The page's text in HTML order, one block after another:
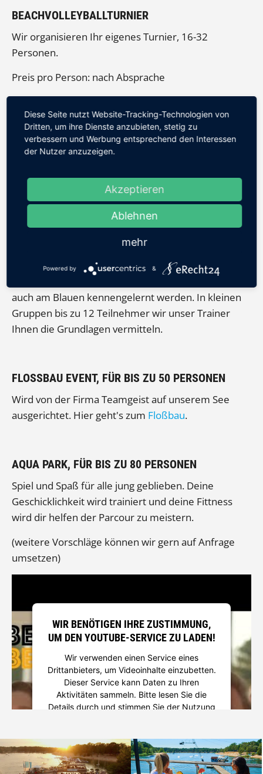
BEACHVOLLEYBALLTURNIER
Wir organisieren Ihr eigenes Turnier, 16-32
Personen.
Preis pro Person: nach Absprache
GOLF TURNIER, BIS ZU 56 PERSONEN
Auf unserer Adventure Mini Golf Anlage können Sie
ein spannendes Wettspiel austragen.
Geschicklichkeit steht über Sportlichkeit, somit
finden Sie hier die Alternative zum Wasserski.
SUP, FÜR BIS ZU 20 PERSONEN
auch am Blauen kennengelernt werden. In kleinen
Gruppen bis zu 12 Teilnehmer wir unser Trainer
Ihnen die Grundlagen vermitteln.
FLOSSBAU EVENT, FÜR BIS ZU 50 PERSONEN
Wird von der Firma Teamgeist auf unserem See
ausgerichtet. Hier geht's zum Floßbau.
AQUA PARK, FÜR BIS ZU 80 PERSONEN
Spiel und Spaß für alle jung geblieben. Deine
Geschicklichkeit wird trainiert und deine Fittness
wird dir helfen der Parcour zu meistern.
(weitere Vorschläge können wir gern auf Anfrage
umsetzen)
WIR BENÖTIGEN IHRE ZUSTIMMUNG,
UM DEN YOUTUBE-SERVICE ZU LADEN!
Wir verwenden einen Service eines
Drittanbieters, um Videoinhalte einzubetten.
Dieser Service kann Daten zu Ihren
Aktivitäten sammeln. Bitte lesen Sie die
Details durch und stimmen Sie der Nutzung
Mehr Informationen
Diese Seite nutzt Website-Tracking-Technologien von
Dritten, um ihre Dienste anzubieten, stetig zu
verbessern und Werbung entsprechend den Interessen
der Nutzer anzuzeigen.
Akzeptieren
Ablehnen
mehr
Powered by &